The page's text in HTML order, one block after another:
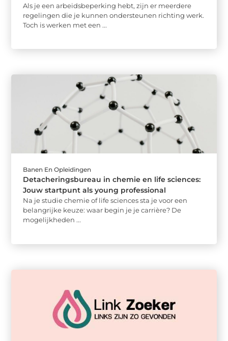
Als je een arbeidsbeperking hebt, zijn er meerdere
regelingen die je kunnen ondersteunen richting werk.
Toch is werken met een ...
Banen En Opleidingen
Detacheringsbureau in chemie en life sciences:
Jouw startpunt als young professional
Na je studie chemie of life sciences sta je voor een
belangrijke keuze: waar begin je je carrière? De
mogelijkheden ...